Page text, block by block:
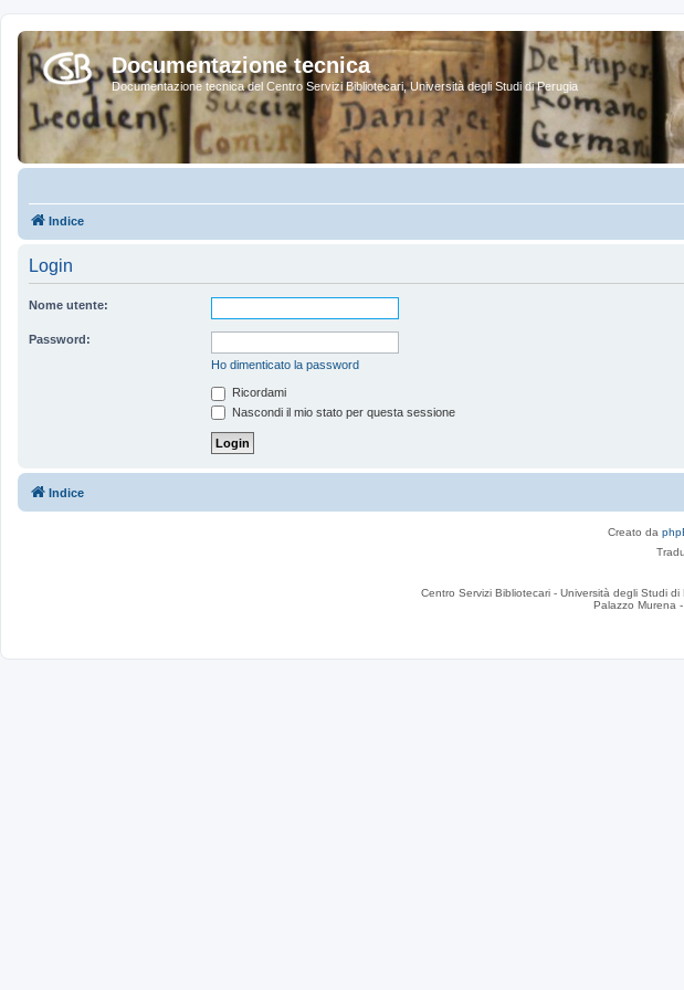
Documentazione tecnica
Documentazione tecnica del Centro Servizi Bibliotecari, Università degli Studi di Perugia
Indice
Login
Nome utente:
Password:
Ho dimenticato la password
Ricordami
Nascondi il mio stato per questa sessione
Indice
Creato da
Centro Servizi Bibliotecari - Università degli Studi
Palazzo Murena